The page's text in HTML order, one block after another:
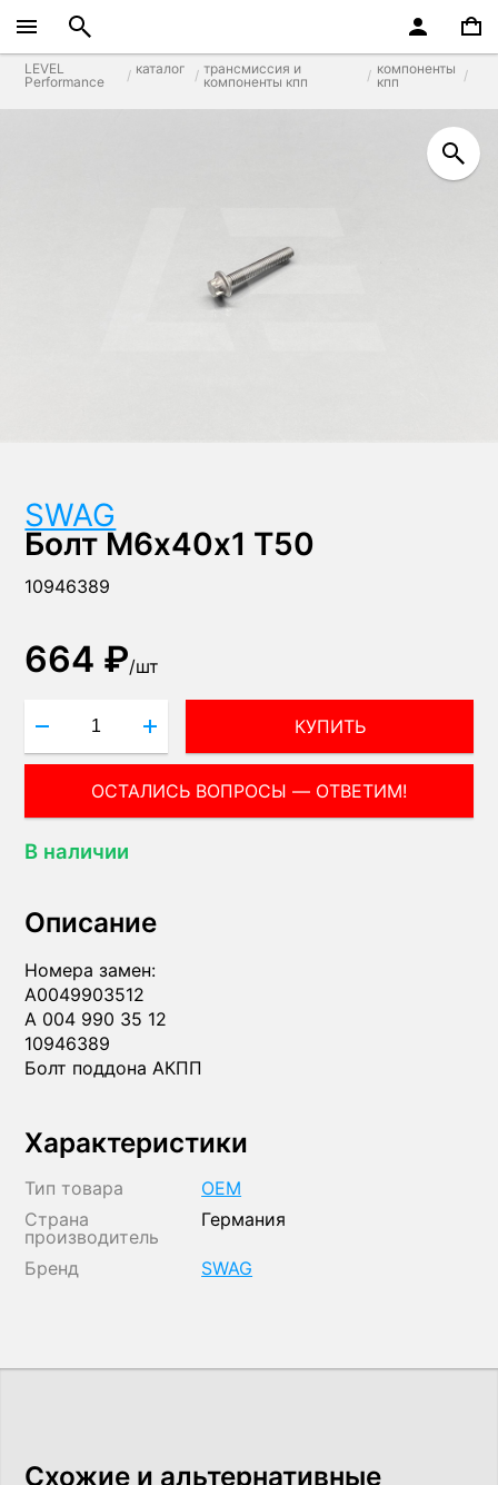
LEVEL
Performance
каталог
трансмиссия и
компоненты кпп
компоненты
кпп
SWAG
Болт М6х40х1 T50
10946389
664 ₽/шт
КУПИТЬ
В наличии
Описание
Номера замен:
A0049903512
A 004 990 35 12
10946389
Болт поддона АКПП
Характеристики
Тип товара
OEM
Страна
производитель
Германия
Бренд SWAG
Схожие и альтернативные